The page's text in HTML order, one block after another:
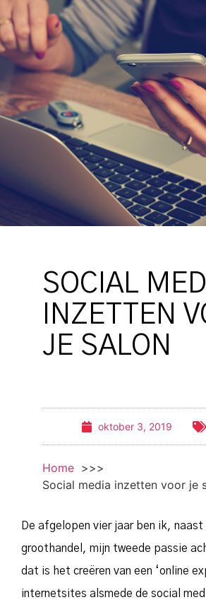
SOCIAL
INZETTEN
JE SALON
oktober 3, 2019
Home
Social media inzetten voor je
De afgelopen vier jaar ben ik, naast
groothandel, mijn tweede passie
dat is het creëren van een ‘online
internetsites alsmede de social